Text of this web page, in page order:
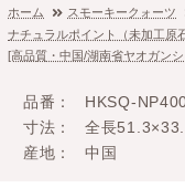
ホーム スモーキークォーツ
ナチュラルポイント（未加工原
[高品質・中国/湖南省ヤオガン
品番
HKSQ-
寸法
全長
産地
中国